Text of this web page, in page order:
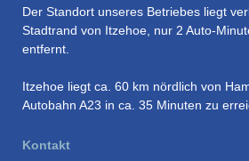
Der Standort unseres Betriebes liegt
Stadtrand von Itzehoe, nur 2 Auto-
entfernt.
Itzehoe liegt ca. 60 km nördlich von
Autobahn A23 in ca. 35 Minuten zu
Kontakt